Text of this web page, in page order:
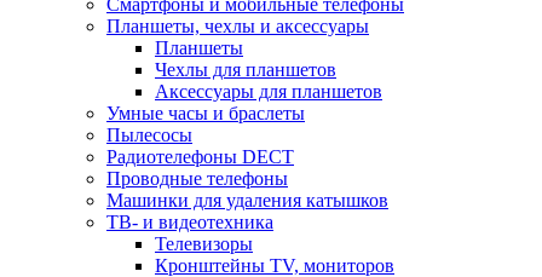
Смартфоны и мобильные телефоны
Планшеты, чехлы и аксессуары
Планшеты
Чехлы для планшетов
Аксессуары для планшетов
Умные часы и браслеты
Пылесосы
Радиотелефоны DECT
Проводные телефоны
Машинки для удаления катышков
ТВ- и видеотехника
Телевизоры
Кронштейны TV, мониторов